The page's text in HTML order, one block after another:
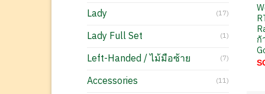
Lady (17)
Lady Full Set (1)
Left-Handed / ไม้มือซ้าย (7)
Accessories (11)
ก้